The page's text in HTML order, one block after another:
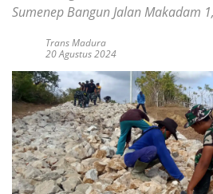
Sumenep Bangun Jalan Makadam
Trans Madura
20 Agustus 2024